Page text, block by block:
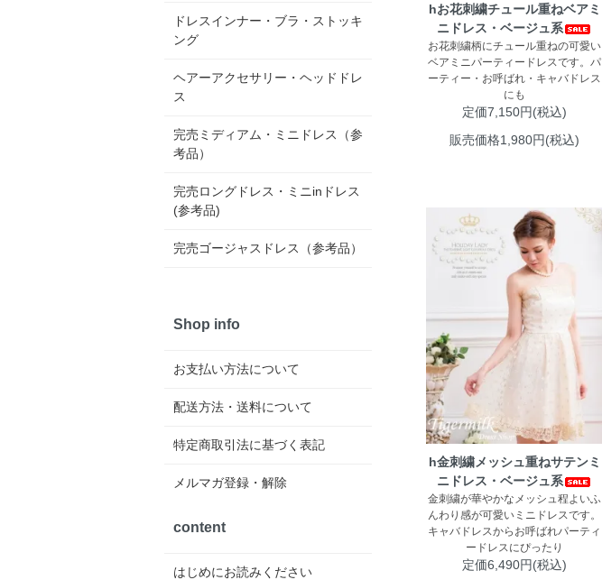
hお花刺繍チュール重ねベアミ
ニドレス・ベージュ系
お花刺繍柄にチュール重ねの可愛い
ベアミニパーティードレスです。パ
ーティー・お呼ばれ・キャバドレス
にも
定価7,150円(税込)
販売価格1,980円(税込)
h金刺繍メッシュ重ねサテンミ
ニドレス・ベージュ系
金刺繍が華やかなメッシュ程よいふ
んわり感が可愛いミニドレスです。
キャバドレスからお呼ばれパーティ
ードレスにぴったり
定価6,490円(税込)
ドレスインナー・ブラ・ストッキ
ング
ヘアーアクセサリー・ヘッドドレ
ス
完売ミディアム・ミニドレス（参
考品）
完売ロングドレス・ミニinドレス
(参考品)
完売ゴージャスドレス（参考品）
Shop info
お支払い方法について
配送方法・送料について
特定商取引法に基づく表記
メルマガ登録・解除
content
はじめにお読みください